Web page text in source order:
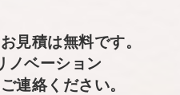
見積は無料です。
ノベーション
連絡ください。